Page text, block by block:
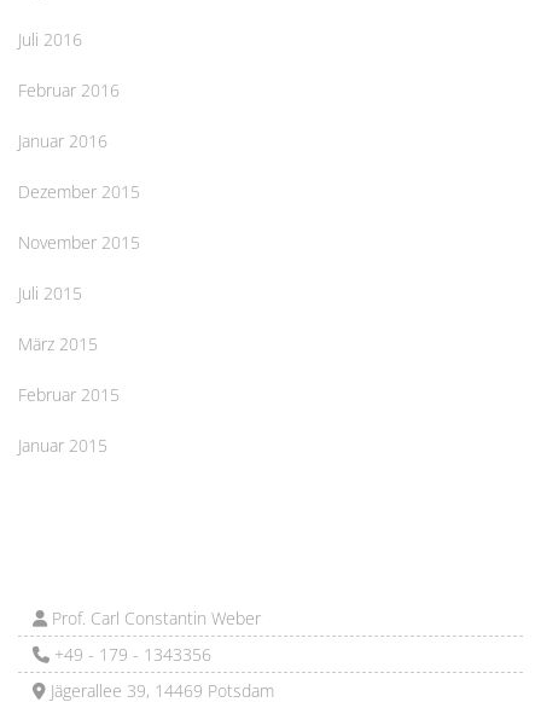
Juli 2016
Februar 2016
Januar 2016
Dezember 2015
November 2015
Juli 2015
März 2015
Februar 2015
Januar 2015
Prof. Carl Constantin Weber
+49 - 179 - 1343356
Jägerallee 39, 14469 Potsdam